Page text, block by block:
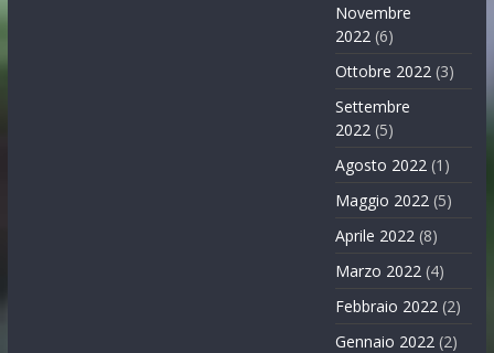
Novembre
2022 (6)
Ottobre 2022 (3)
Settembre
2022 (5)
Agosto 2022 (1)
Maggio 2022 (5)
Aprile 2022 (8)
Marzo 2022 (4)
Febbraio 2022 (2)
Gennaio 2022 (2)